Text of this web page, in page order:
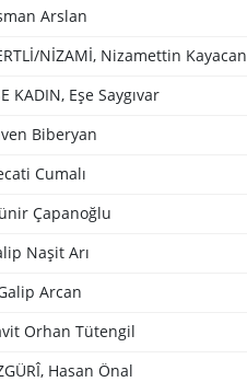
Arslan
NİZAMİ, Nizamettin Kayacan
KADIN, Eşe Saygıvar
Biberyan
Cumalı
Çapanoğlu
Naşit Arı
Arcan
Orhan Tütengil
Hasan Önal